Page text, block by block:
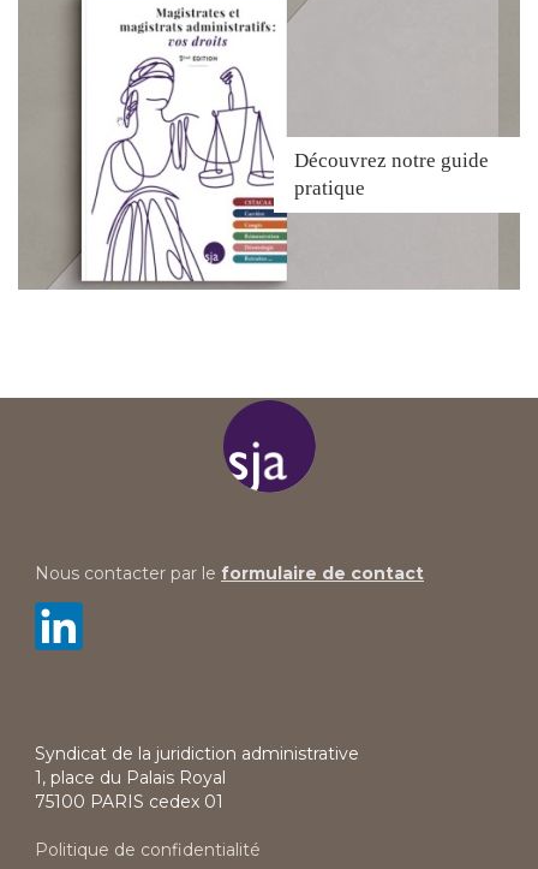
Découvrez notre guide
pratique
Nous contacter par le formulaire de contact
Syndicat de la juridiction administrative
1, place du Palais Royal
75100 PARIS cedex 01
Politique de confidentialité